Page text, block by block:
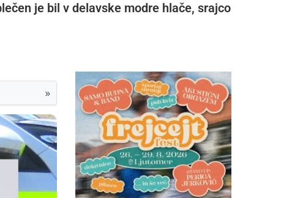
je bil v delavske modre hlače, srajco
»